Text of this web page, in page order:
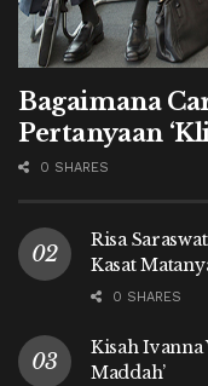
Bagaimana
Pertanyaan
0 SHARES
Risa
Kasat
0 SHARES
Kisah Ivanna
Maddah’